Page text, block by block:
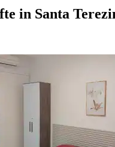
in Santa